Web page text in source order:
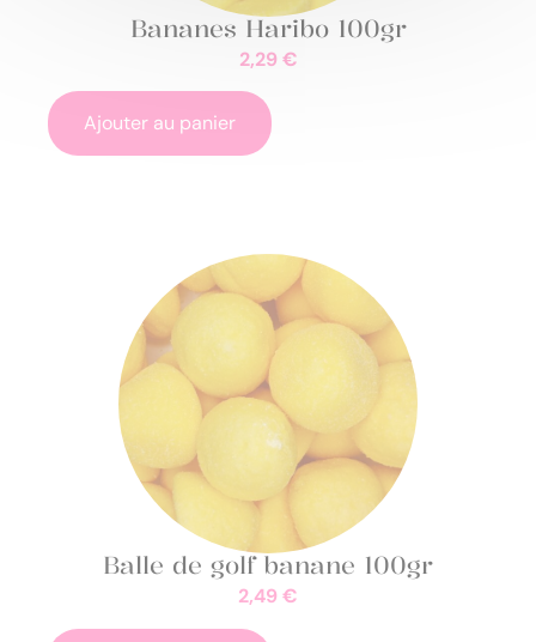
Bananes Haribo 100gr
2,29 €
Ajouter au panier
Balle de golf banane 100gr
2,49 €